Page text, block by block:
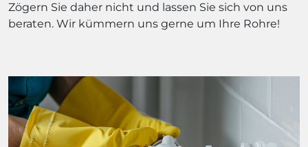
Zögern Sie daher nicht und lassen Sie sich von uns
beraten. Wir kümmern uns gerne um Ihre Rohre!